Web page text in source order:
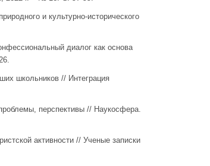
и культурно-исторического
диалог как основа
школьников // Интеграция
перспективы // Наукосфера.
активности // Ученые записки